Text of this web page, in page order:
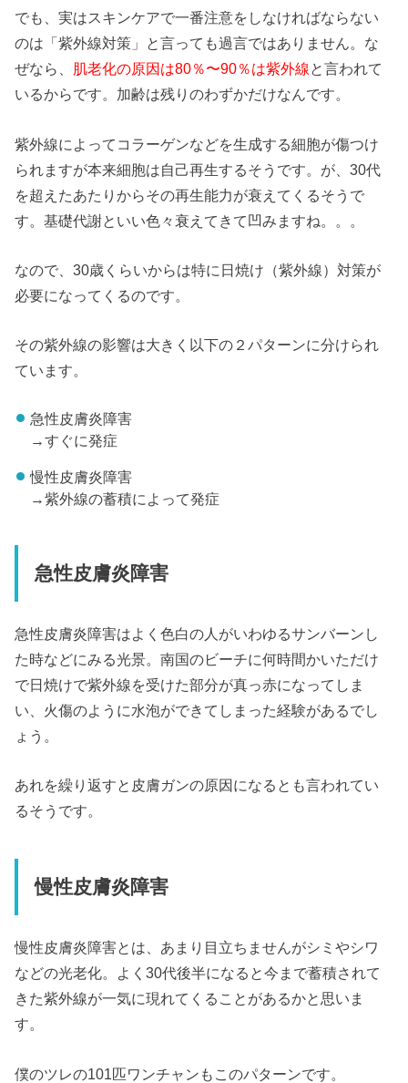
でも、実はスキンケアで一番注意をしなければならない
のは「紫外線対策」と言っても過言ではありません。な
ぜなら、 肌老化の原因は80％〜90％は紫外線と言われて
いるからです。加齢は残りのわずかだけなんです。
紫外線によってコラーゲンなどを生成する細胞が傷つけ
られますが本来細胞は自己再生するそうです。が、30代
を超えたあたりからその再生能力が衰えてくるそうで
す。基礎代謝といい色々衰えてきて凹みますね。。。
なので、30歳くらいからは特に日焼け（紫外線）対策が
必要になってくるのです。
その紫外線の影響は大きく以下の２パターンに分けられ
ています。
急性皮膚炎障害
→すぐに発症
慢性皮膚炎障害
→紫外線の蓄積によって発症
急性皮膚炎障害
急性皮膚炎障害はよく色白の人がいわゆるサンバーンし
た時などにみる光景。南国のビーチに何時間かいただけ
で日焼けで紫外線を受けた部分が真っ赤になってしま
い、火傷のように水泡ができてしまった経験があるでし
ょう。
あれを繰り返すと皮膚ガンの原因になるとも言われてい
るそうです。
慢性皮膚炎障害
慢性皮膚炎障害とは、あまり目立ちませんがシミやシワ
などの光老化。よく30代後半になると今まで蓄積されて
きた紫外線が一気に現れてくることがあるかと思いま
す。
僕のツレの101匹ワンチャンもこのパターンです。